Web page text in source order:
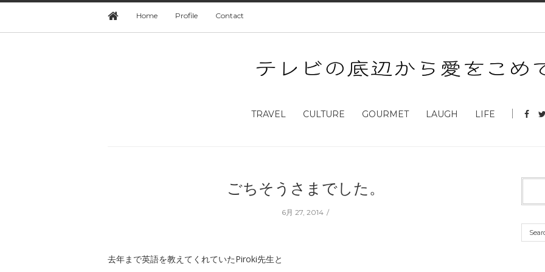
Home Profile Contact
TRAVEL CULTURE GOURMET LAUGH LIFE
ごちそうさまでした。
6月 27, 2014
去年まで英語を教えてくれていたPiroki先生と